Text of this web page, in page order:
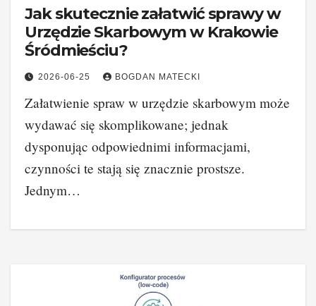
Jak skutecznie załatwić sprawy w
Urzędzie Skarbowym w Krakowie
Śródmieściu?
2026-06-25 BOGDAN MATECKI
Załatwienie spraw w urzędzie skarbowym może
wydawać się skomplikowane; jednak
dysponując odpowiednimi informacjami,
czynności te stają się znacznie prostsze.
Jednym…